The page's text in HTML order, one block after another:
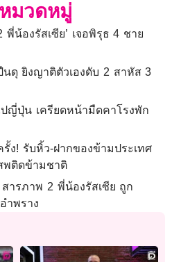
มวดหมู่
น้องรัสเซีย’ เจอพิรุธ 4 ชาย
นดุ ยิงญาติตัวเองดับ 2 สาหัส 3
ญี่ปุ่น เครียดหน้ามืดคาโรงพัก
รั้ง! รับหิ้ว-ฝากของข้ามประเทศ
สพติดข้ามชาติ
สารภาพ 2 พี่น้องรัสเซีย ถูก
ำพราง